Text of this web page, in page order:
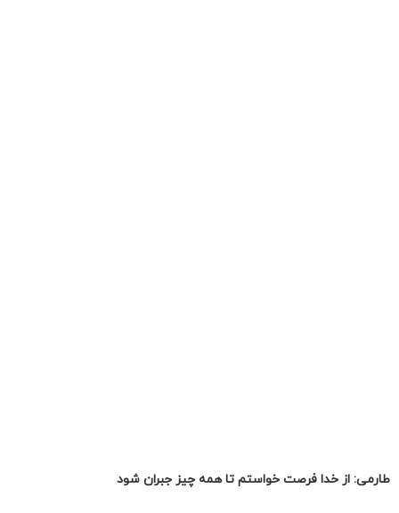
طارمی: از خدا فرصت خواستم تا همه چیز جبران شود